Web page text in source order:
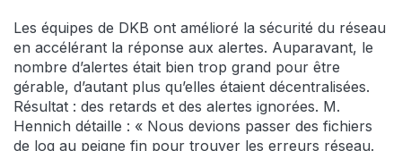
Les équipes de DKB ont amélioré la sécurité du réseau
en accélérant la réponse aux alertes. Auparavant, le
nombre d’alertes était bien trop grand pour être
gérable, d’autant plus qu’elles étaient décentralisées.
Résultat : des retards et des alertes ignorées. M.
Hennich détaille : « Nous devions passer des fichiers
de log au peigne fin pour trouver les erreurs réseau.